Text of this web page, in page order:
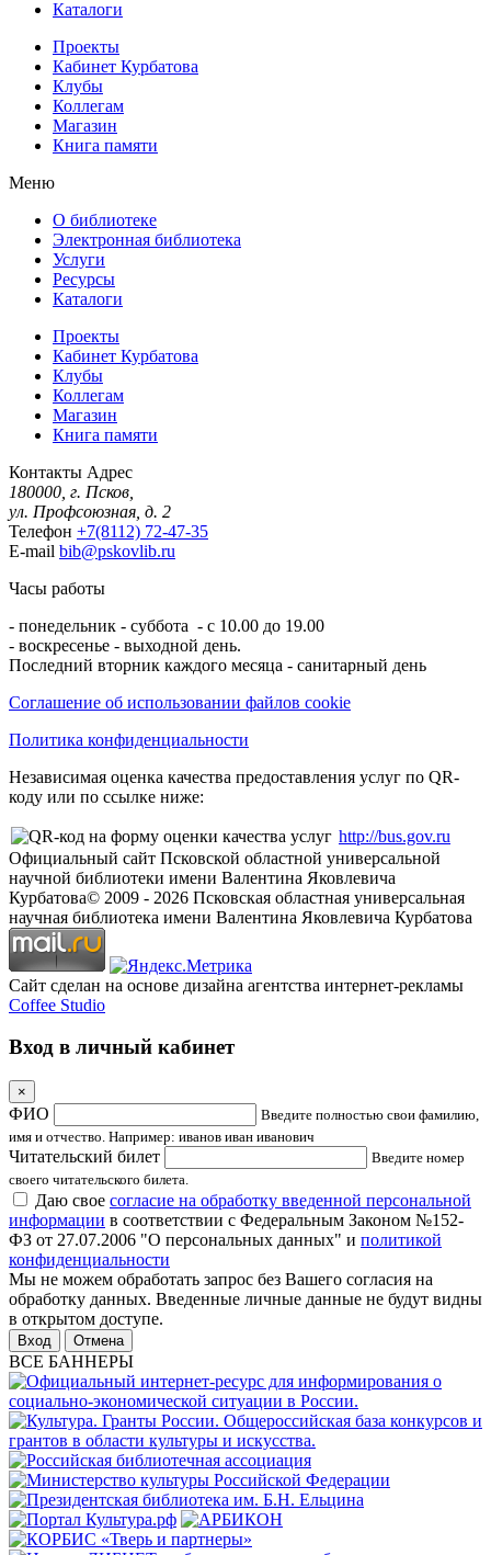
Каталоги
Проекты
Кабинет Курбатова
Клубы
Коллегам
Магазин
Книга памяти
Меню
О библиотеке
Электронная библиотека
Услуги
Ресурсы
Каталоги
Проекты
Кабинет Курбатова
Клубы
Коллегам
Магазин
Книга памяти
Контакты Адрес
180000, г. Псков,
ул. Профсоюзная, д. 2
Телефон +7(8112) 72-47-35
E-mail bib@pskovlib.ru
Часы работы
- понедельник - суббота - с 10.00 до 19.00
- воскресенье - выходной день.
Последний вторник каждого месяца - санитарный день
Соглашение об использовании файлов cookie
Политика конфиденциальности
Независимая оценка качества предоставления услуг по QR-
коду или по ссылке ниже:
http://bus.gov.ru
Официальный сайт Псковской областной универсальной
научной библиотеки имени Валентина Яковлевича
Курбатова© 2009 - 2026 Псковская областная универсальная
научная библиотека имени Валентина Яковлевича Курбатова
Сайт сделан на основе дизайна агентства интернет-рекламы
Coffee Studio
Вход в личный кабинет
×
ФИО
Введите полностью свои фамилию,
имя и отчество. Например: иванов иван иванович
Читательский билет
Введите номер
своего читательского билета.
Даю свое согласие на обработку введенной персональной
информации в соответствии с Федеральным Законом №152-
ФЗ от 27.07.2006 "О персональных данных" и политикой
конфиденциальности
Мы не можем обработать запрос без Вашего согласия на
обработку данных. Введенные личные данные не будут видны
в открытом доступе.
Отмена
ВСЕ БАННЕРЫ